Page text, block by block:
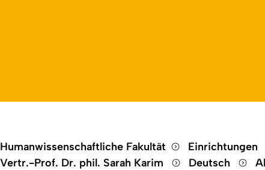
Humanwissenschaftliche Fakultät Einrichtungen
Vertr.-Prof. Dr. phil. Sarah Karim
Deutsch